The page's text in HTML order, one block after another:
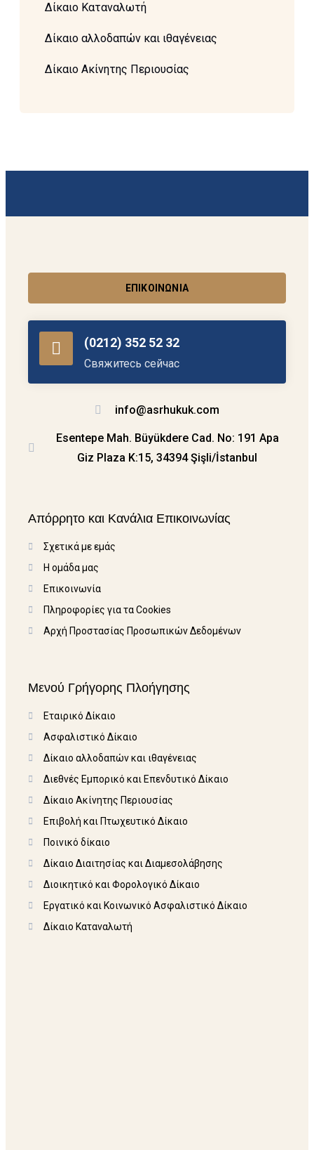
Δίκαιο Καταναλωτή
Δίκαιο αλλοδαπών και ιθαγένειας
Δίκαιο Ακίνητης Περιουσίας
Μενού Γρήγορης Πλοήγησης
Εταιρικό Δίκαιο
Ασφαλιστικό Δίκαιο
Δίκαιο αλλοδαπών και ιθαγένειας
Διεθνές Εμπορικό και Επενδυτικό Δίκαιο
Δίκαιο Ακίνητης Περιουσίας
Επιβολή και Πτωχευτικό Δίκαιο
Ποινικό δίκαιο
Δίκαιο Διαιτησίας και Διαμεσολάβησης
Διοικητικό και Φορολογικό Δίκαιο
Εργατικό και Κοινωνικό Ασφαλιστικό Δίκαιο
Δίκαιο Καταναλωτή
Απόρρητο και Κανάλια Επικοινωνίας
Σχετικά με εμάς
Η ομάδα μας
Επικοινωνία
Πληροφορίες για τα Cookies
Αρχή Προστασίας Προσωπικών Δεδομένων
ΕΠΙΚΟΙΝΩΝΊΑ
(0212) 352 52 32
Свяжитесь сейчас
info@asrhukuk.com
Esentepe Mah. Büyükdere Cad. No: 191 Apa
Giz Plaza K:15, 34394 Şişli/İstanbul